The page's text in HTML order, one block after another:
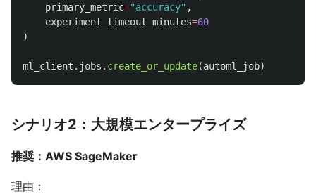
primary_metric="accuracy" ,
experiment_timeout_minutes=60
)
ml_client . jobs . create_or_update(automl_job)
シナリオ2：大規模エンタープライズ
推奨：AWS SageMaker
理由：